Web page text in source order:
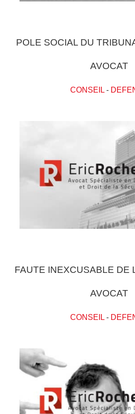
POLE SOCIAL DU
AVOCAT
CONSEIL-
FAUTE INEXCUSABLE DE
AVOCAT
CONSEIL-